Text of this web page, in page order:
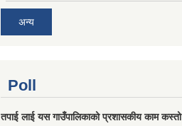
अन्य
Poll
तपाई लाई यस गाउँपालिकाको प्रशासकीय काम कस्तो